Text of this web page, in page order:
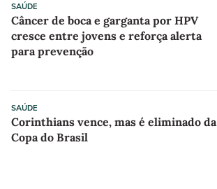
SAÚDE
Câncer de boca e garganta por HPV
cresce entre jovens e reforça alerta
para prevenção
SAÚDE
Corinthians vence, mas é eliminado da
Copa do Brasil